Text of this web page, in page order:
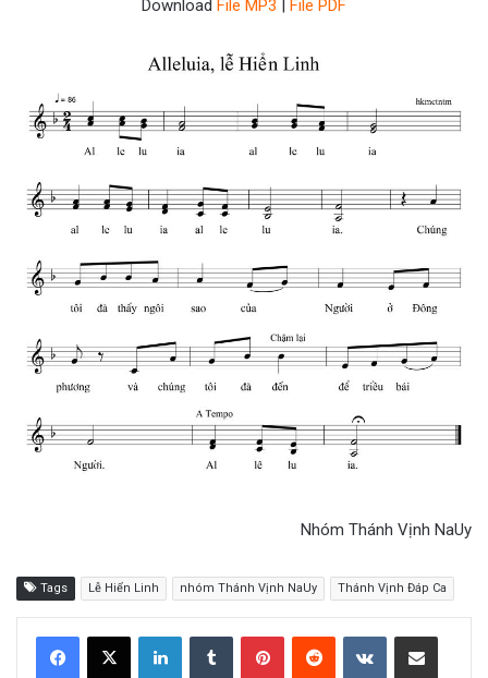
Download File MP3 | File PDF
Nhóm Thánh Vịnh NaUy
Tags Lễ Hiển Linh nhóm Thánh Vịnh NaUy Thánh Vịnh Đáp Ca